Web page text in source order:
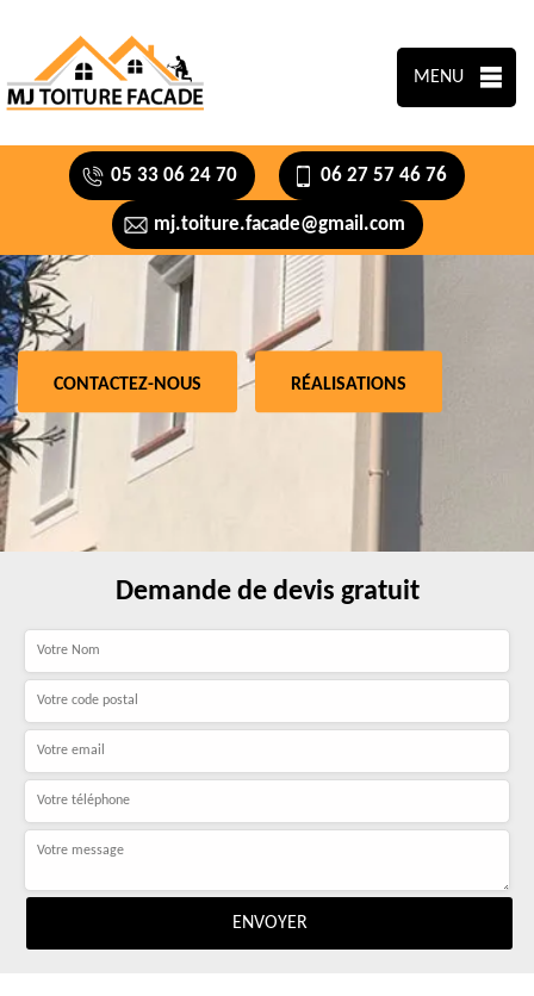
MENU
05 33 06 24 70 06 27 57 46 76
mj.toiture.facade@gmail.com
CONTACTEZ-NOUS RÉALISATIONS
Demande de devis gratuit